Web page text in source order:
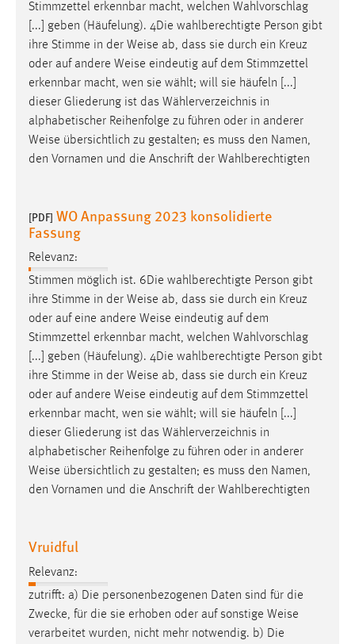
Stimmzettel erkennbar macht, welchen Wahlvorschlag
[...] geben (Häufelung). 4Die wahlberechtigte Person gibt
ihre Stimme in der Weise ab, dass sie durch ein Kreuz
oder auf andere Weise eindeutig auf dem Stimmzettel
erkennbar macht, wen sie wählt; will sie häufeln [...]
dieser Gliederung ist das Wählerverzeichnis in
alphabetischer Reihenfolge zu führen oder in anderer
Weise übersichtlich zu gestalten; es muss den Namen,
den Vornamen und die Anschrift der Wahlberechtigten
[PDF] WO Anpassung 2023 konsolidierte
Fassung
Relevanz:
Stimmen möglich ist. 6Die wahlberechtigte Person gibt
ihre Stimme in der Weise ab, dass sie durch ein Kreuz
oder auf eine andere Weise eindeutig auf dem
Stimmzettel erkennbar macht, welchen Wahlvorschlag
[...] geben (Häufelung). 4Die wahlberechtigte Person gibt
ihre Stimme in der Weise ab, dass sie durch ein Kreuz
oder auf andere Weise eindeutig auf dem Stimmzettel
erkennbar macht, wen sie wählt; will sie häufeln [...]
dieser Gliederung ist das Wählerverzeichnis in
alphabetischer Reihenfolge zu führen oder in anderer
Weise übersichtlich zu gestalten; es muss den Namen,
den Vornamen und die Anschrift der Wahlberechtigten
Vruidful
Relevanz:
zutrifft: a) Die personenbezogenen Daten sind für die
Zwecke, für die sie erhoben oder auf sonstige Weise
verarbeitet wurden, nicht mehr notwendig. b) Die
Cookie Laufzeit:
24 Stunden
STATISTIK
Statistik Cookies erfassen Informationen anonym.
Diese Informationen helfen uns zu verstehen, wie
unsere Besucher unsere Website nutzen.
Name:
_pk_ref, _pk_cvar, _pk_id, _pk_ses
Zugriffsstatistik
Cookie Laufzeit:
Max. 13 Monate
MARKETING
Marketing Cookies werden von Drittanbietern
verwendet, um personalisierte Werbung anzuzeigen.
Sie tun dies, indem sie Besucher über Websites
Name:
Anbieter:
Google Ireland Limited